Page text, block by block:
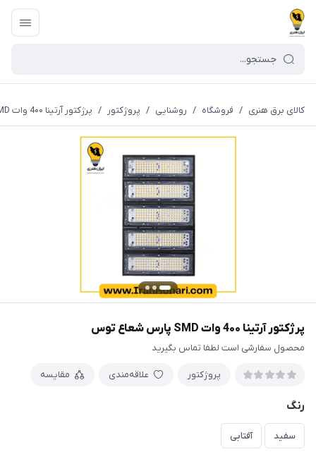
کالای برق هنری / فروشگاه / روشنایی / پروژکتور / پرژکتور آرتینا 4۰۰ وات SMD پارس شعاع توس
پرژکتور آرتینا 4۰۰ وات SMD پارس شعاع توس
محصول سفارشی است لطفا تماس بگیرید
پروژکتور علاقه‌مندی مقایسه
رنگ
سفید آفتابی